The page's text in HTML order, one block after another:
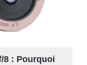
8 : Pourquoi